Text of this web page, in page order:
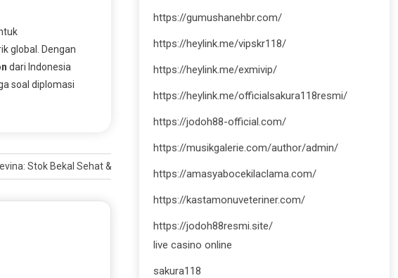
global. Dengan
dari Indonesia
soal diplomasi
Stok Bekal Sehat & Anti Gagal
https://gumushanehbr.com/
https://heylink.me/vipskr118/
https://heylink.me/exmivip/
https://heylink.me/officialsakura118resmi/
https://jodoh88-official.com/
https://musikgalerie.com/author/admin/
https://amasyabocekilaclama.com/
https://kastamonuveteriner.com/
https://jodoh88resmi.site/
live casino online
sakura118